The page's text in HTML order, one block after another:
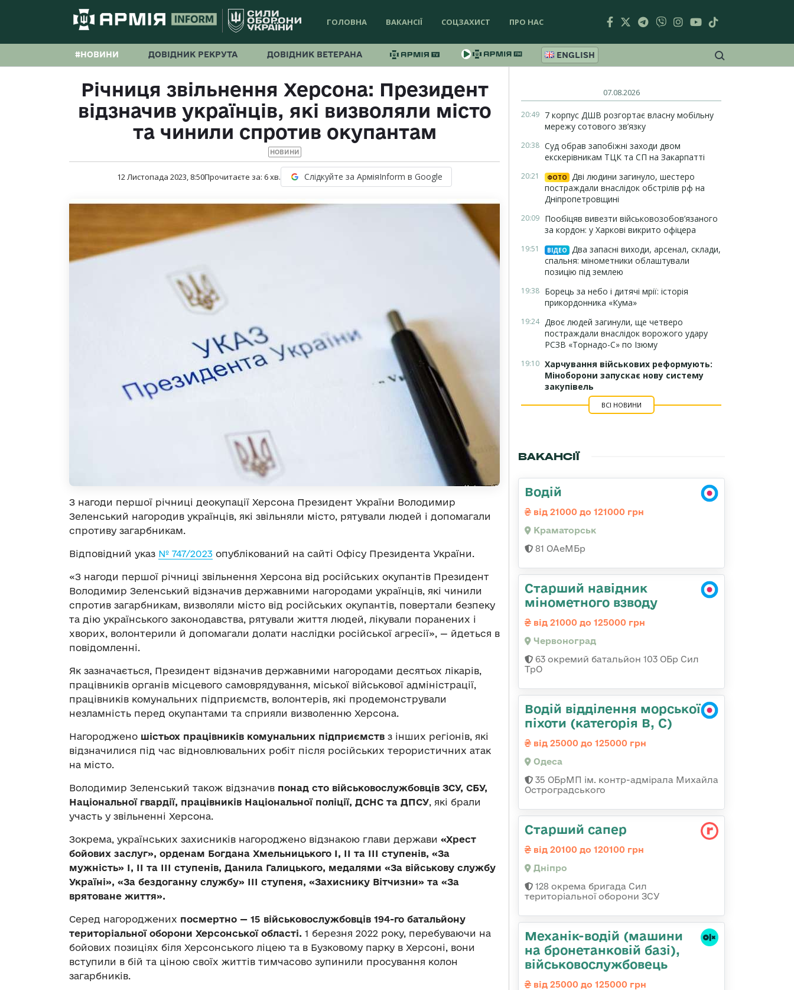
ГОЛОВНА ВАКАНСІЇ СОЦЗАХИСТ ПРО НАС
#НОВИНИ ДОВІДНИК РЕКРУТА ДОВІДНИК ВЕТЕРАНА ENGLISH
Річниця звільнення Херсона: Президент
відзначив українців, які визволяли місто
та чинили спротив окупантам
НОВИНИ
12 Листопада 2023, 8:50Прочитаєте за: 6хв. Слідкуйте за АрміяInform в Google
З нагоди першої річниці деокупації Херсона Президент України Володимир
Зеленський нагородив українців, які звільняли місто, рятували людей і допомагали
спротиву загарбникам.
Відповідний указ № 747/2023 опублікований на сайті Офісу Президента України.
«З нагоди першої річниці звільнення Херсона від російських окупантів Президент
Володимир Зеленський відзначив державними нагородами українців, які чинили
спротив загарбникам, визволяли місто від російських окупантів, повертали безпеку
та дію українського законодавства, рятували життя людей, лікували поранених і
хворих, волонтерили й допомагали долати наслідки російської агресії», — йдеться в
повідомленні.
Як зазначається, Президент відзначив державними нагородами десятьох лікарів,
працівників органів місцевого самоврядування, міської військової адміністрації,
працівників комунальних підприємств, волонтерів, які продемонстрували
незламність перед окупантами та сприяли визволенню Херсона.
Нагороджено шістьох працівників комунальних підприємств з інших регіонів, які
відзначилися під час відновлювальних робіт після російських терористичних атак
на місто.
Володимир Зеленський також відзначив понад сто військовослужбовців ЗСУ, СБУ,
Національної гвардії, працівників Національної поліції, ДСНС та ДПСУ, які брали
участь у звільненні Херсона.
Зокрема, українських захисників нагороджено відзнакою глави держави «Хрест
бойових заслуг», орденам Богдана Хмельницького І, ІІ та ІІІ ступенів, «За
мужність» І, ІІ та ІІІ ступенів, Данила Галицького, медалями «За військову службу
Україні», «За бездоганну службу» ІІІ ступеня, «Захиснику Вітчизни» та «За
врятоване життя».
Серед нагороджених посмертно — 15 військовослужбовців 194-го батальйону
територіальної оборони Херсонської області. 1 березня 2022 року, перебуваючи на
бойових позиціях біля Херсонського ліцею та в Бузковому парку в Херсоні, вони
вступили в бій та ціною своїх життів тимчасово зупинили просування колон
загарбників.
07.08.2026
20:49 7 корпус ДШВ розгортає власну мобільну
мережу сотового зв’язку
20:38 Суд обрав запобіжні заходи двом
екскерівникам ТЦК та СП на Закарпатті
20:21 ФОТО
Дві людини загинуло, шестеро
постраждали внаслідок обстрілів рф на
Дніпропетровщині
20:09 Пообіцяв вивезти військовозобов’язаного
за кордон: у Харкові викрито офіцера
19:51 ВІДЕО
Два запасні виходи, арсенал, склади,
спальня: мінометники облаштували
позицію під землею
19:38 Борець за небо і дитячі мрії: історія
прикордонника «Кума»
19:24 Двоє людей загинули, ще четверо
постраждали внаслідок ворожого удару
РСЗВ «Торнадо-С» по Ізюму
19:10 Харчування військових реформують:
Міноборони запускає нову систему
закупівель
ВСІ НОВИНИ
ВАКАНСІЇ
Водій
від 21000 до 121000 грн
Краматорськ
81 ОАеМБр
Старший навідник
мінометного взводу
від 21000 до 125000 грн
Червоноград
63 окремий батальйон 103 ОБр Сил
ТрО
Водій відділення морської
піхоти (категорія B, C)
від 25000 до 125000 грн
Одеса
35 ОБрМП ім. контр-адмірала Михайла
Остроградського
Старший сапер
від 20100 до 120100 грн
Дніпро
128 окрема бригада Сил
територіальної оборони ЗСУ
Механік-водій (машини
на бронетанковій базі),
військовослужбовець
від 25000 до 125000 грн